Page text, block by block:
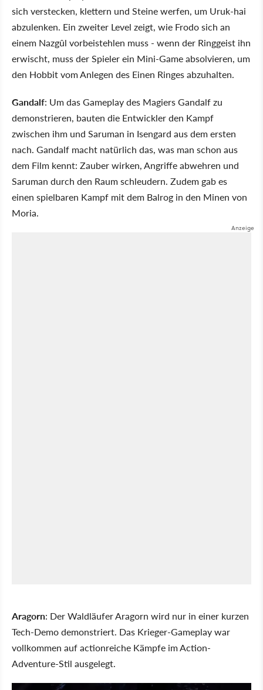
sich verstecken, klettern und Steine werfen, um Uruk-hai
abzulenken. Ein zweiter Level zeigt, wie Frodo sich an
einem Nazgûl vorbeistehlen muss - wenn der Ringgeist ihn
erwischt, muss der Spieler ein Mini-Game absolvieren, um
den Hobbit vom Anlegen des Einen Ringes abzuhalten.
Gandalf: Um das Gameplay des Magiers Gandalf zu
demonstrieren, bauten die Entwickler den Kampf
zwischen ihm und Saruman in Isengard aus dem ersten
nach. Gandalf macht natürlich das, was man schon aus
dem Film kennt: Zauber wirken, Angriffe abwehren und
Saruman durch den Raum schleudern. Zudem gab es
einen spielbaren Kampf mit dem Balrog in den Minen von
Moria.
Aragorn: Der Waldläufer Aragorn wird nur in einer kurzen
Tech-Demo demonstriert. Das Krieger-Gameplay war
vollkommen auf actionreiche Kämpfe im Action-
Adventure-Stil ausgelegt.